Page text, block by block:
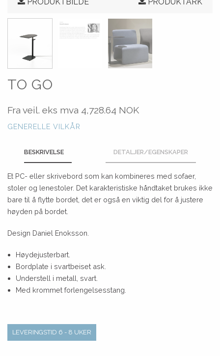
TO GO
Fra veil. eks mva 4,728.64 NOK
GENERELLE VILKÅR
BESKRIVELSE DETALJER/EGENSKAPER
Et PC- eller skrivebord som kan kombineres med sofaer,
stoler og lenestoler. Det karakteristiske håndtaket brukes ikke
bare til å flytte bordet, det er også en viktig del for å justere
høyden på bordet.
Design Daniel Enoksson.
Høydejusterbart.
Bordplate i svartbeiset ask.
Understell i metall, svart.
Med krommet forlengelsesstang.
LEVERINGSTID 6 - 8 UKER